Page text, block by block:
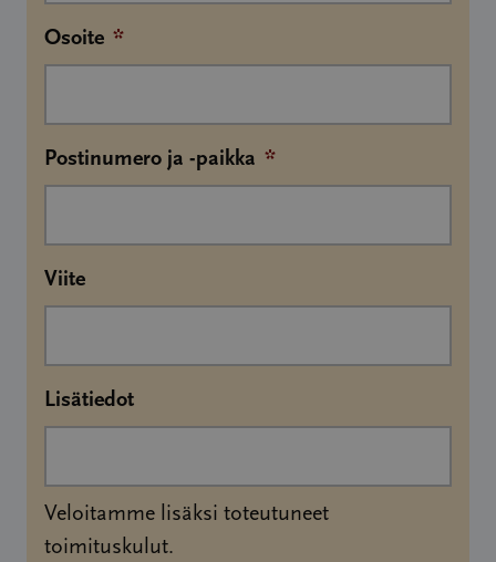
Osoite *
Postinumero ja -paikka *
Viite
Lisätiedot
Veloitamme lisäksi toteutuneet
toimituskulut.